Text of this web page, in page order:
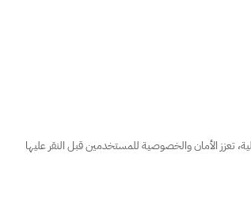
تعزز الأمان والخصوصية للمستخدمين قبل النقر عليها